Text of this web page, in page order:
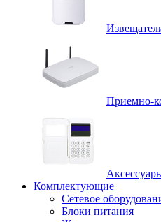
Приемно-
Комплектующие
Сетевое
Блоки питания